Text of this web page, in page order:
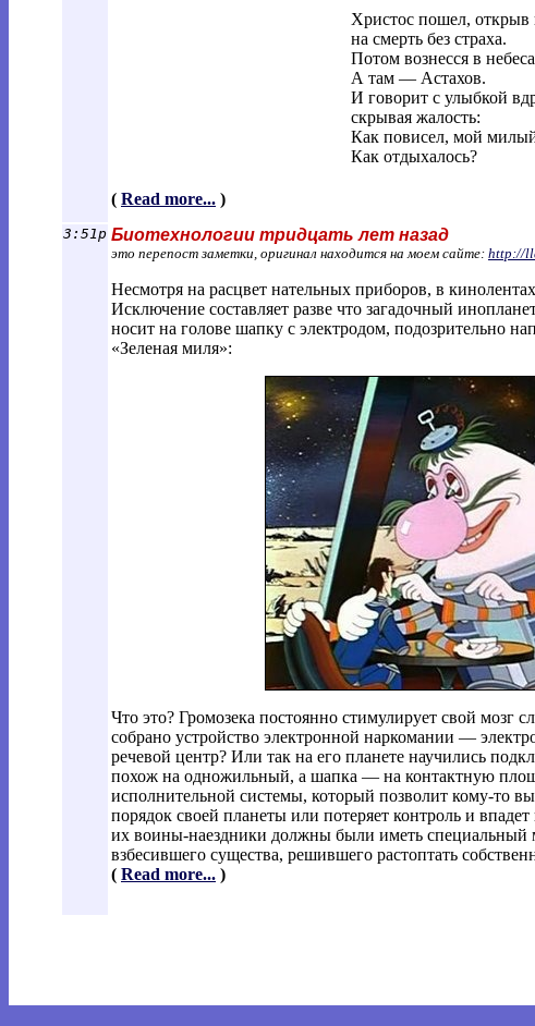
Христос пошел, открыв
на смерть без страха.
Потом вознесся в
А там — Астахов.
И говорит с улыбкой
скрывая жалость:
Как повисел, мой
Как отдыхалось?
( Read more... )
3:51p Биотехнологии тридцать лет назад
это перепост заметки, оригинал находится на моем сайте: http://
Несмотря на расцвет нательных приборов, в
Исключение составляет разве что загадочный
носит на голове шапку с электродом, подозрительно
«Зеленая миля»:
Что это? Громозека постоянно стимулирует свой мозг
собрано устройство электронной наркомании —
речевой центр? Или так на его планете научились
похож на одножильный, а шапка — на контактную
исполнительной системы, который позволит кому-то
порядок своей планеты или потеряет контроль и
их воины-наездники должны были иметь специальный
взбесившего существа, решившего растоптать
( Read more... )